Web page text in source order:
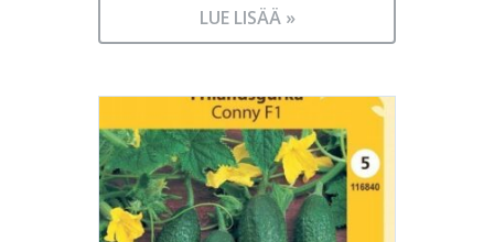
LUE LISÄÄ »